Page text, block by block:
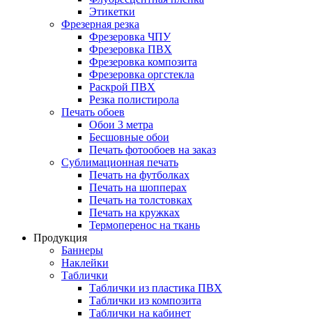
Этикетки
Фрезерная резка
Фрезеровка ЧПУ
Фрезеровка ПВХ
Фрезеровка композита
Фрезеровка оргстекла
Раскрой ПВХ
Резка полистирола
Печать обоев
Обои 3 метра
Бесшовные обои
Печать фотообоев на заказ
Сублимационная печать
Печать на футболках
Печать на шопперах
Печать на толстовках
Печать на кружках
Термоперенос на ткань
Продукция
Баннеры
Наклейки
Таблички
Таблички из пластика ПВХ
Таблички из композита
Таблички на кабинет